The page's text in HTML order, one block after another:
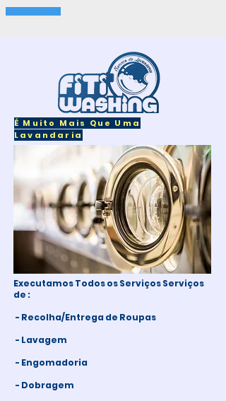
É Muito Mais Que Uma
Lavandaria
Executamos Todos os Serviços Serviços
de :
- Recolha/Entrega de Roupas
- Lavagem
- Engomadoria
- Dobragem